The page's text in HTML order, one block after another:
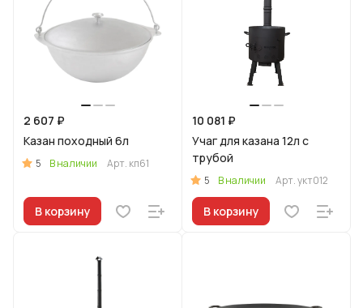
2 607 ₽
Казан походный 6л
5 В наличии Арт. кп61
В корзину
10 081 ₽
Учаг для казана 12л с
трубой
5 В наличии Арт.укт012
В корзину